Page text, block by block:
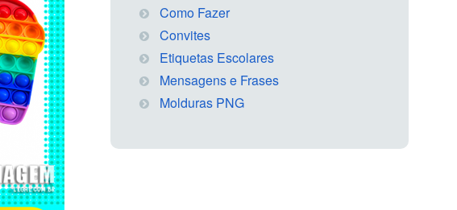
Como Fazer
Convites
Etiquetas Escolares
Mensagens e Frases
Molduras PNG